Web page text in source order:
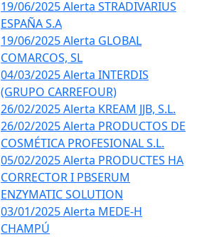
19/06/2025 Alerta STRADIVARIUS
ESPAÑA S.A
19/06/2025 Alerta GLOBAL
COMARCOS, SL
04/03/2025 Alerta INTERDIS
(GRUPO CARREFOUR)
26/02/2025 Alerta KREAM JJB, S.L.
26/02/2025 Alerta PRODUCTOS DE
COSMÉTICA PROFESIONAL S.L.
05/02/2025 Alerta PRODUCTES HA
CORRECTOR I PBSERUM
ENZYMATIC SOLUTION
03/01/2025 Alerta MEDE-H
CHAMPÚ